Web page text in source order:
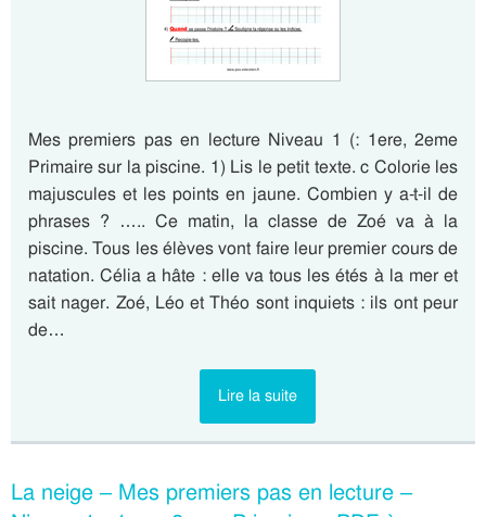
Mes premiers pas en lecture Niveau 1 (: 1ere, 2eme
Primaire sur la piscine. 1) Lis le petit texte. c Colorie les
majuscules et les points en jaune. Combien y a-t-il de
phrases ? ….. Ce matin, la classe de Zoé va à la
piscine. Tous les élèves vont faire leur premier cours de
natation. Célia a hâte : elle va tous les étés à la mer et
sait nager. Zoé, Léo et Théo sont inquiets : ils ont peur
de…
Lire la suite
La neige – Mes premiers pas en lecture –